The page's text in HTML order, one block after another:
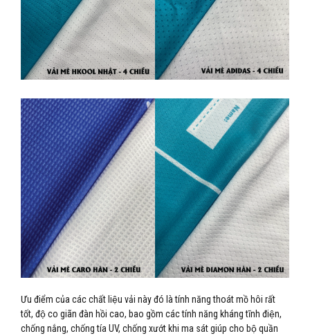
Ưu điểm của các chất liệu vải này đó là tính năng thoát mồ hôi rất
tốt, độ co giãn đàn hồi cao, bao gồm các tính năng kháng tĩnh điện,
chống nắng, chống tía UV, chống xướt khi ma sát giúp cho bộ quần